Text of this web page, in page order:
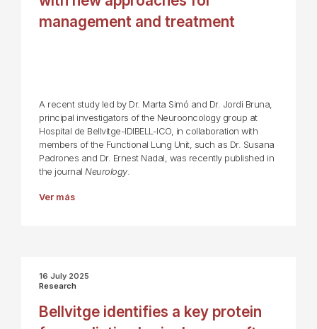
management and treatment
A recent study led by Dr. Marta Simó and Dr. Jordi Bruna,
principal investigators of the Neurooncology group at
Hospital de Bellvitge-IDIBELL-ICO, in collaboration with
members of the Functional Lung Unit, such as Dr. Susana
Padrones and Dr. Ernest Nadal, was recently published in
the journal Neurology.
Ver más
16 July 2025
Research
Bellvitge identifies a key protein